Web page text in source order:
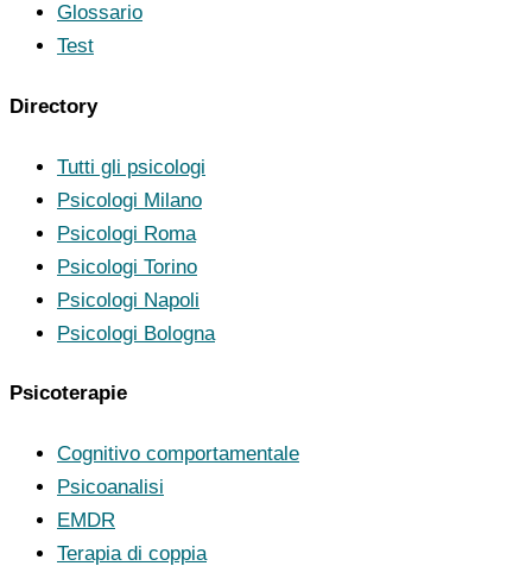
Glossario
Test
Directory
Tutti gli psicologi
Psicologi Milano
Psicologi Roma
Psicologi Torino
Psicologi Napoli
Psicologi Bologna
Psicoterapie
Cognitivo comportamentale
Psicoanalisi
EMDR
Terapia di coppia